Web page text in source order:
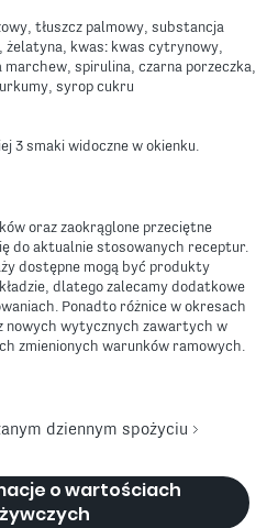
tłuszcz palmowy, substancja
kwas: kwas cytrynowy,
spirulina, czarna porzeczka,
syrop cukru
3 smaki widoczne w okienku.
oraz zaokrąglone przeciętne
do aktualnie stosowanych receptur.
dostępne mogą być produkty
dlatego zalecamy dodatkowe
Ponadto różnice w okresach
nowych wytycznych zawartych w
zmienionych warunków ramowych.
dziennym spożyciu
o wartościach